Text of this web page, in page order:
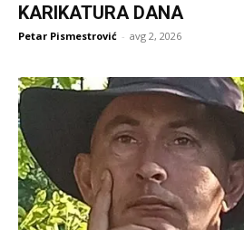
KARIKATURA DANA
Petar Pismestrović - avg 2, 2026